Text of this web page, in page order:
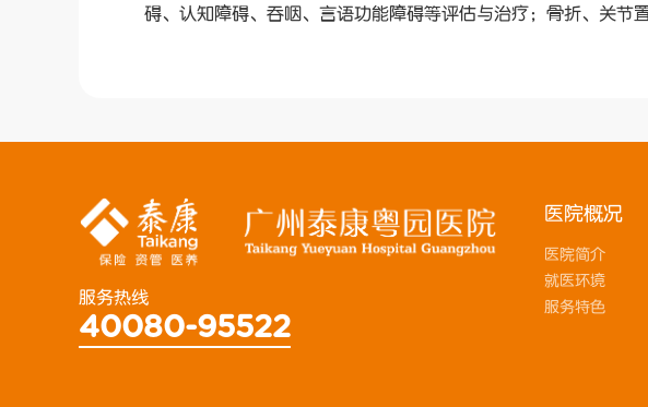
碍、认知障碍、吞咽、言语功能障碍等评估与治疗；骨折、关节
服务热线
40080-95522
医院概况
医院简介
就医环境
服务特色